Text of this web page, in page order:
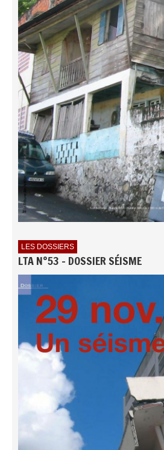
LES DOSSIERS
LTA N°53 - DOSSIER SÉISME